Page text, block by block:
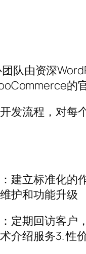
队由资深
的
发流程，对每
建立标准化的
护和功能升级
定期回访客户
介绍服务3. 性